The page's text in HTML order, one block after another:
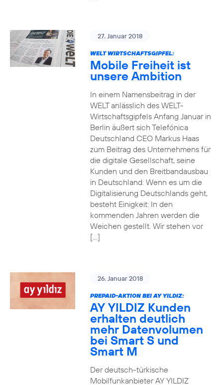
27. Januar 2018
WELT WIRTSCHAFTSGIPFEL:
Mobile Freiheit ist
unsere Ambition
In einem Namensbeitrag in der
WELT anlässlich des WELT-
Wirtschaftsgipfels Anfang Januar in
Berlin äußert sich Telefónica
Deutschland CEO Markus Haas
zum Beitrag des Unternehmens für
die digitale Gesellschaft, seine
Kunden und den Breitbandausbau
in Deutschland: Wenn es um die
Digitalisierung Deutschlands geht,
besteht Einigkeit: In den
kommenden Jahren werden die
Weichen gestellt. Wir stehen vor
[…]
26. Januar 2018
PREPAID-AKTION BEI AY YILDIZ:
AY YILDIZ Kunden
erhalten deutlich
mehr Datenvolumen
bei Smart S und
Smart M
Der deutsch-türkische
Mobilfunkanbieter AY YILDIZ